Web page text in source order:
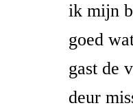
ik mijn
goed
gast de
deur